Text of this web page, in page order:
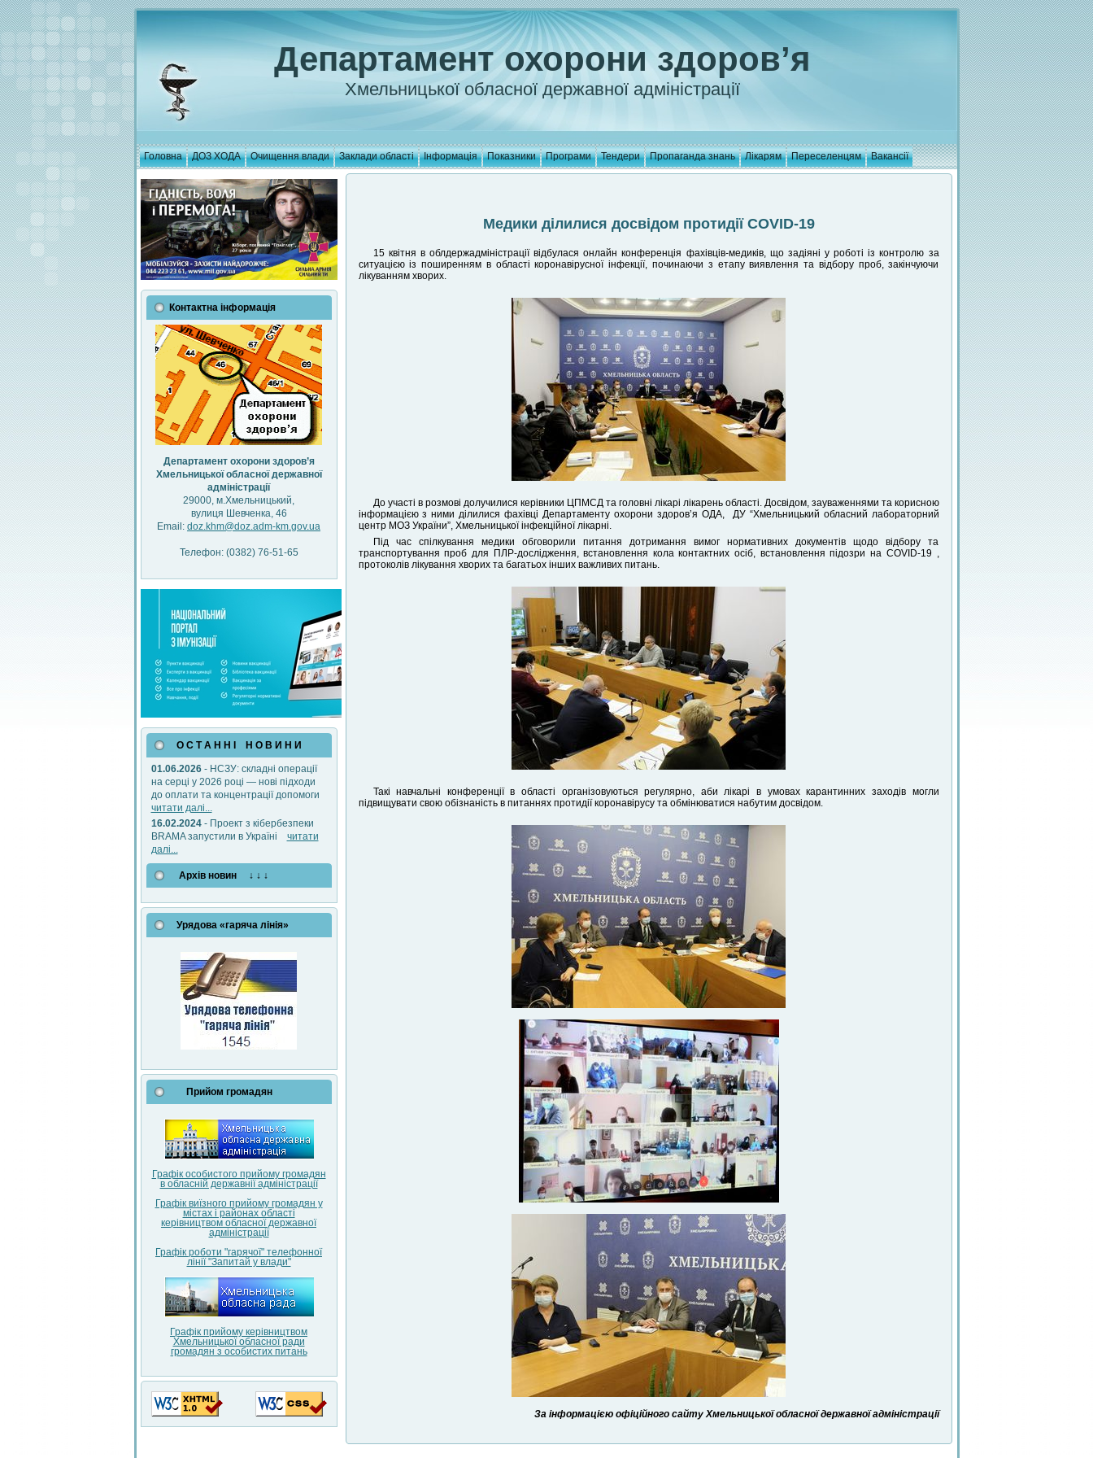
Департамент охорони здоров’я
Хмельницької обласної державної адміністрації
Головна ДОЗ ХОДА Очищення влади Заклади області Інформація Показники Програми Тендери Пропаганда знань Лікарям Переселенцям Вакансії
Контактна інформація
Департамент охорони здоров’я
Хмельницької обласної державної
адміністрації
29000, м.Хмельницький,
вулиця Шевченка, 46
Email: doz.khm@doz.adm-km.gov.ua
Телефон: (0382) 76-51-65
О С Т А Н Н І Н О В И Н И
01.06.2026- НСЗУ: складні операції
на серці у 2026 році — нові підходи
до оплати та концентрації допомоги
читати далі...
16.02.2024- Проект з кібербезпеки
BRAMA запустили в Україні читати
далі...
Архів новин ↓ ↓ ↓
Урядова «гаряча лінія»
Прийом громадян
Графік особистого прийому громадян
в обласній державнії адміністрації
Графік виїзного прийому громадян у
містах і районах області
керівництвом обласної державної
адміністрації
Графік роботи "гарячої" телефонної
лінії "Запитай у влади"
Графік прийому керівництвом
Хмельницької обласної ради
громадян з особистих питань
Медики ділилися досвідом протидії COVID-19
15 квітня в облдержадміністрації відбулася онлайн конференція фахівців-медиків, що задіяні у роботі із контролю за
ситуацією із поширенням в області коронавірусної інфекції, починаючи з етапу виявлення та відбору проб, закінчуючи
лікуванням хворих.
До участі в розмові долучилися керівники ЦПМСД та головні лікарі лікарень області. Досвідом, зауваженнями та корисною
інформацією з ними ділилися фахівці Департаменту охорони здоров’я ОДА, ДУ “Хмельницький обласний лабораторний
центр МОЗ України”, Хмельницької інфекційної лікарні.
Під час спілкування медики обговорили питання дотримання вимог нормативних документів щодо відбору та
транспортування проб для ПЛР-дослідження, встановлення кола контактних осіб, встановлення підозри на COVID-19 ,
протоколів лікування хворих та багатьох інших важливих питань.
Такі навчальні конференції в області організовуються регулярно, аби лікарі в умовах карантинних заходів могли
підвищувати свою обізнаність в питаннях протидії коронавірусу та обмінюватися набутим досвідом.
За інформацією офіційного сайту Хмельницької обласної державної адміністрації